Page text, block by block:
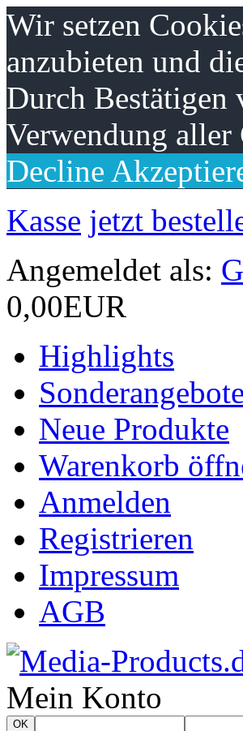
Wir setzen
anzubieten und
Durch Bestätigen
Verwendung
Decline
Kasse jetzt
Angemeldet als:
0,00EUR
Highlights
Sonderangebote
Neue Produkte
Warenkorb
Anmelden
Registrieren
Impressum
AGB
Mein Konto
OK